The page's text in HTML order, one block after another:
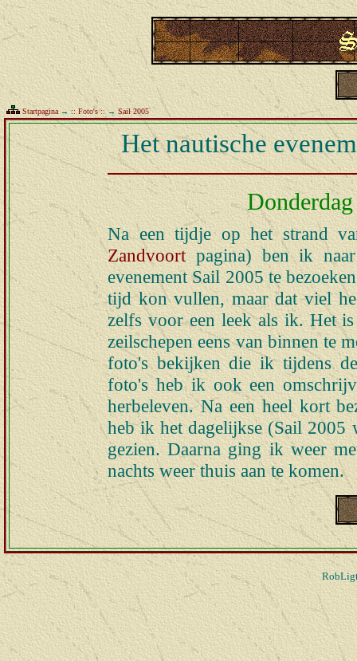
Startpagina → :: Foto's :: → Sail 2005
Het nautische
Na een tijdje op het strand
Zandvoortpagina) ben ik naar
evenement Sail 2005 te
tijd kon vullen, maar dat viel
zelfs voor een leek als ik. Het
zeilschepen eens van binnen te
foto's bekijken die ik tijdens
foto's heb ik ook een
herbeleven. Na een heel kort
heb ik het dagelijkse (Sail 2005
gezien. Daarna ging ik weer
nachts weer thuis aan te komen.